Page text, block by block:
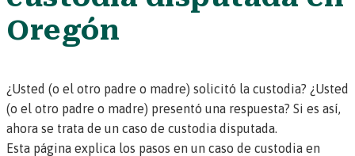
Oregón
¿Usted (o el otro padre o madre) solicitó la custodia? ¿Usted
(o el otro padre o madre) presentó una respuesta? Si es así,
ahora se trata de un caso de custodia disputada.
Esta página explica los pasos en un caso de custodia en